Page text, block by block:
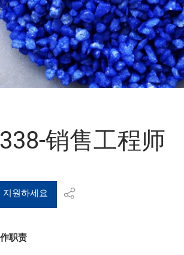
销售工程师
지원하세요
职责